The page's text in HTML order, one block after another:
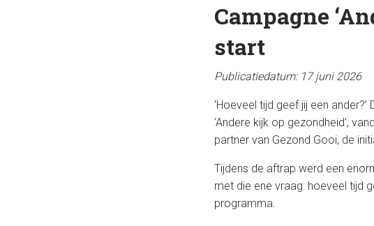
Campagne
start
Publicatiedatum: 17 juni 2026
‘Hoeveel tijd geef jij een
‘Andere kijk op gezondheid’,
partner van Gezond Gooi, de
Tijdens de aftrap werd een
met die ene vraag: hoeveel tijd
programma.